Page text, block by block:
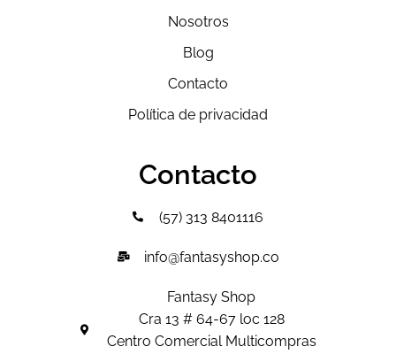
Nosotros
Blog
Contacto
Política de privacidad
Contacto
(57) 313 8401116
info@fantasyshop.co
Fantasy Shop
Cra 13 # 64-67 loc 128
Centro Comercial Multicompras